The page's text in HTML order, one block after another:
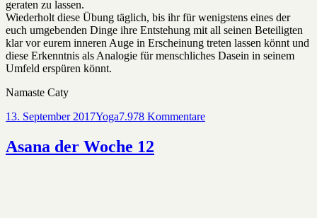
geraten zu lassen.
Wiederholt diese Übung täglich, bis ihr für wenigstens eines der
euch umgebenden Dinge ihre Entstehung mit all seinen Beteiligten
klar vor eurem inneren Auge in Erscheinung treten lassen könnt und
diese Erkenntnis als Analogie für menschliches Dasein in seinem
Umfeld erspüren könnt.
Namaste Caty
Veröffentlicht
13. September 2017Kategorien
Yoga7.978 Kommentarezu
Asana der Woche 12